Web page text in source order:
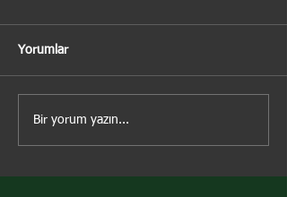
Yorumlar
Bir yorum yazın...